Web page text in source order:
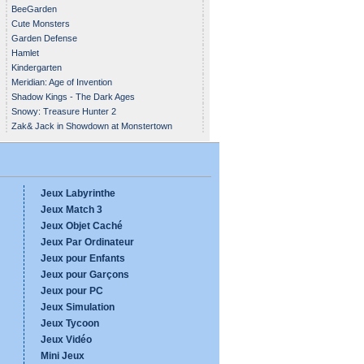
BeeGarden
Cute Monsters
Garden Defense
Hamlet
Kindergarten
Meridian: Age of Invention
Shadow Kings - The Dark Ages
Snowy: Treasure Hunter 2
Zak& Jack in Showdown at Monstertown
Jeux Labyrinthe
Jeux Match 3
Jeux Objet Caché
Jeux Par Ordinateur
Jeux pour Enfants
Jeux pour Garçons
Jeux pour PC
Jeux Simulation
Jeux Tycoon
Jeux Vidéo
Mini Jeux